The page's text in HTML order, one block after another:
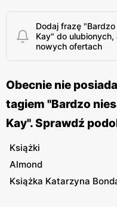
Dodaj frazę
Kay" do
nowych ofertach
Obecnie nie
tagiem "Bardzo
Kay". Sprawdź
Książki
Almond
Książka Katarzyna